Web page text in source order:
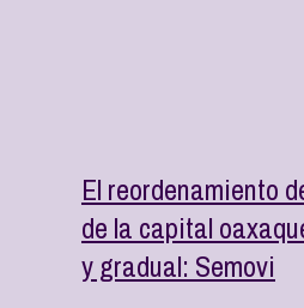
El reordenamiento
de la capital
y gradual: Semovi